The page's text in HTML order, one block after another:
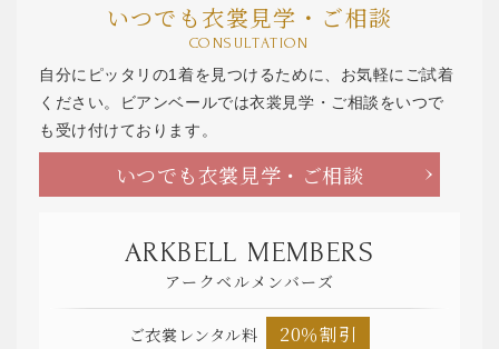
いつでも衣裳見学・ご相談
CONSULTATION
自分にピッタリの1着を見つけるために、お気軽にご試着
ください。ビアンベールでは衣裳見学・ご相談をいつで
も受け付けております。
いつでも衣裳見学・ご相談
ARKBELL MEMBERS
アークベルメンバーズ
ご衣裳レンタル料 20％割引